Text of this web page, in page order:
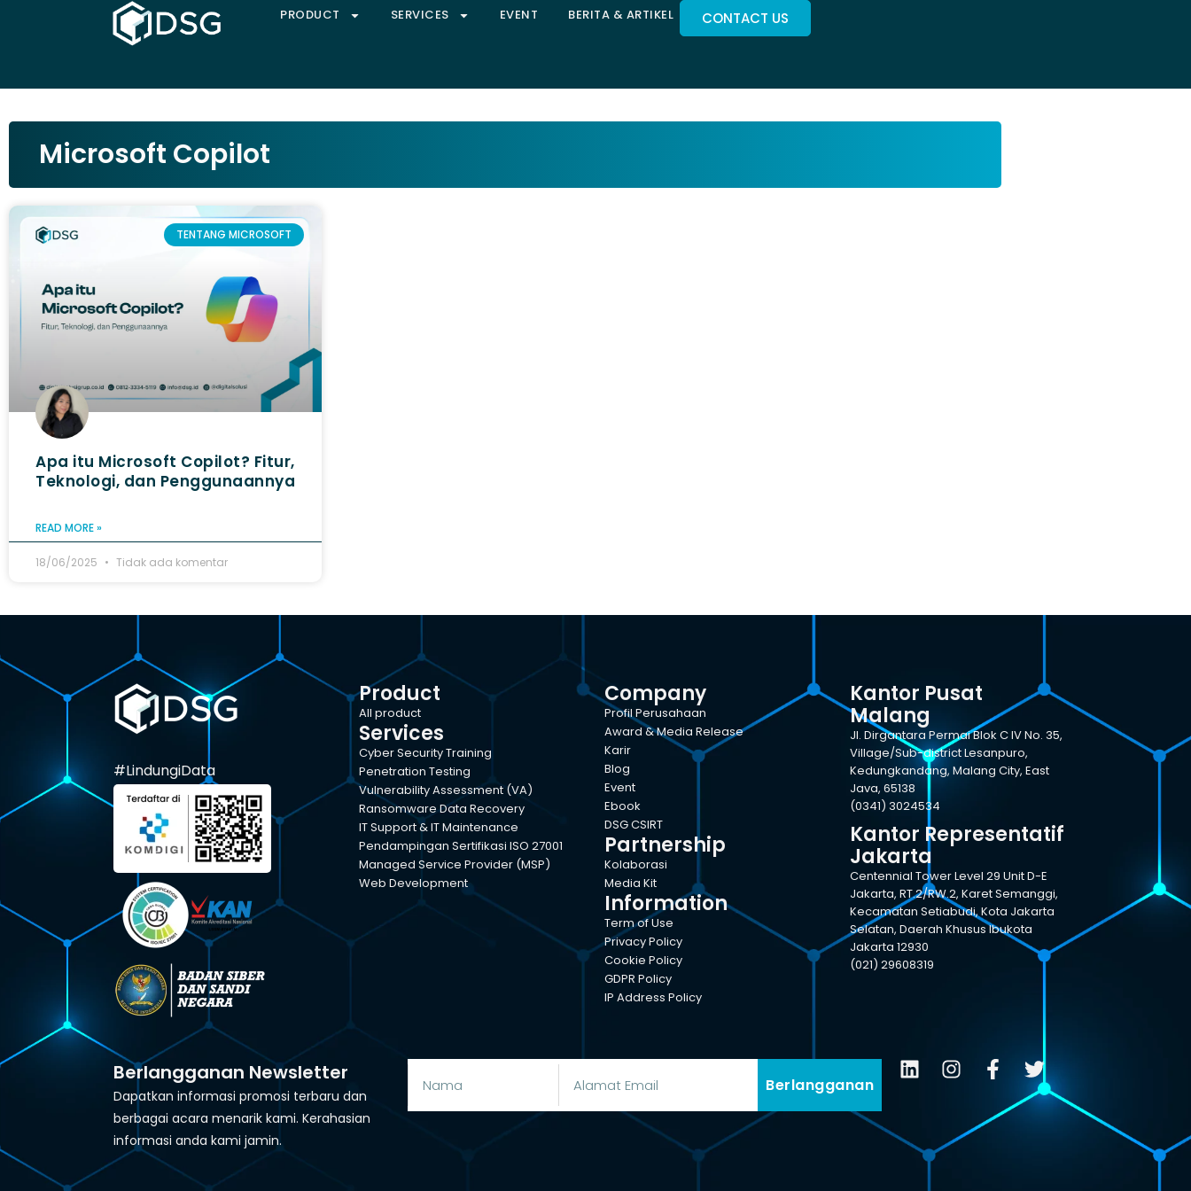
PRODUCT SERVICES EVENT BERITA & ARTIKEL CONTACT US
Microsoft Copilot
TENTANG MICROSOFT
Apa itu Microsoft Copilot? Fitur,
Teknologi, dan Penggunaannya
READ MORE »
18/06/2025 Tidak ada komentar
#LindungiData
Product
All product
Services
Cyber Security Training
Penetration Testing
Vulnerability Assessment (VA)
Ransomware Data Recovery
IT Support & IT Maintenance
Pendampingan Sertifikasi ISO 27001
Managed Service Provider (MSP)
Web Development
Company
Profil Perusahaan
Award & Media Release
Karir
Blog
Event
Ebook
DSG CSIRT
Partnership
Kolaborasi
Media Kit
Information
Term of Use
Privacy Policy
Cookie Policy
GDPR Policy
IP Address Policy
Kantor Pusat
Malang
Jl. Dirgantara Permai Blok C IV No. 35,
Village/Sub-district Lesanpuro,
Kedungkandang, Malang City, East
Java, 65138
(0341) 3024534
Kantor Representatif
Jakarta
Centennial Tower Level 29 Unit D-E
Jakarta, RT.2/RW.2, Karet Semanggi,
Kecamatan Setiabudi, Kota Jakarta
Selatan, Daerah Khusus Ibukota
Jakarta 12930
(021) 29608319
Berlangganan Newsletter
Dapatkan informasi promosi terbaru dan
berbagai acara menarik kami. Kerahasian
informasi anda kami jamin.
Berlangganan